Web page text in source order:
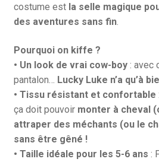
costume est la selle magique
des aventures sans fin.
Pourquoi on kiffe ?
• Un look de vrai cow-boy: avec
pantalon… Lucky Luke n’a qu’à
• Tissu résistant et confortable
ça doit pouvoir monter à cheval
attraper des méchants (ou le
sans être gêné !
• Taille idéale pour les 5-6 ans :